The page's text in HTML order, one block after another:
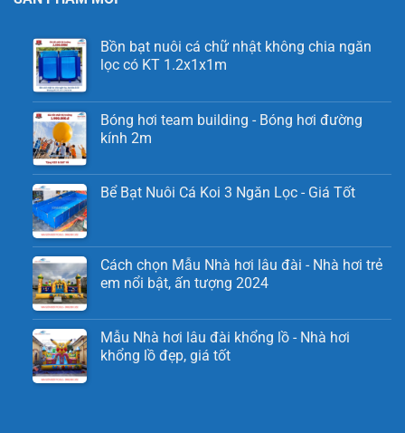
Bồn bạt nuôi cá chữ nhật không chia ngăn
lọc có KT 1.2x1x1m
Bóng hơi team building - Bóng hơi đường
kính 2m
Bể Bạt Nuôi Cá Koi 3 Ngăn Lọc - Giá Tốt
Cách chọn Mẫu Nhà hơi lâu đài - Nhà hơi trẻ
em nổi bật, ấn tượng 2024
Mẫu Nhà hơi lâu đài khổng lồ - Nhà hơi
khổng lồ đẹp, giá tốt